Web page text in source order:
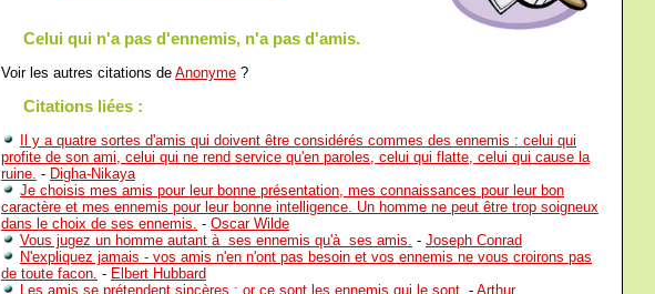
Celui qui n'a pas d'ennemis, n'a pas d'amis.
Voir les autres citations de Anonyme ?
Citations liées :
Il y a quatre sortes d'amis qui doivent être considérés commes des ennemis : celui qui
profite de son ami, celui qui ne rend service qu'en paroles, celui qui flatte, celui qui cause la
ruine. - Digha-Nikaya
Je choisis mes amis pour leur bonne présentation, mes connaissances pour leur bon
caractère et mes ennemis pour leur bonne intelligence. Un homme ne peut être trop soigneux
dans le choix de ses ennemis. - Oscar Wilde
Vous jugez un homme autant à ses ennemis qu'à ses amis. - Joseph Conrad
N'expliquez jamais - vos amis n'en n'ont pas besoin et vos ennemis ne vous croirons pas
de toute facon. - Elbert Hubbard
Les amis se prétendent sincères ; or ce sont les ennemis qui le sont. - Arthur